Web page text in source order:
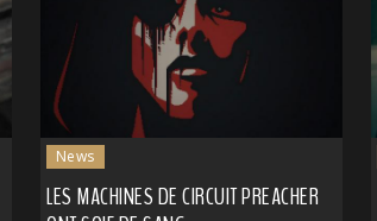
News
LES MACHINES DE CIRCUIT PREACHER